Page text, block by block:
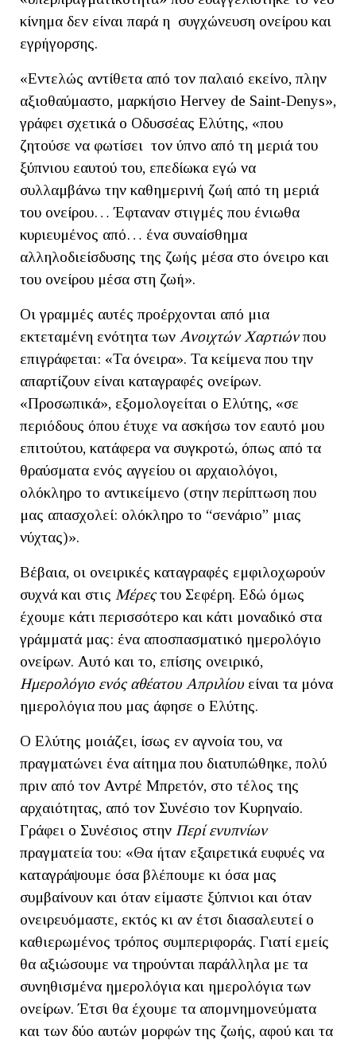
κίνημα δεν είναι παρά η συγχώνευση ονείρου και
εγρήγορσης.
«Εντελώς αντίθετα από τον παλαιό εκείνο, πλην
αξιοθαύμαστο, μαρκήσιο Hervey de Saint-Denys»,
γράφει σχετικά ο Οδυσσέας Ελύτης, «που
ζητούσε να φωτίσει τον ύπνο από τη μεριά του
ξύπνιου εαυτού του, επεδίωκα εγώ να
συλλαμβάνω την καθημερινή ζωή από τη μεριά
του ονείρου… Έφταναν στιγμές που ένιωθα
κυριευμένος από… ένα συναίσθημα
αλληλοδιείσδυσης της ζωής μέσα στο όνειρο και
του ονείρου μέσα στη ζωή».
Οι γραμμές αυτές προέρχονται από μια
εκτεταμένη ενότητα των Ανοιχτών Χαρτιώνπου
επιγράφεται: «Τα όνειρα». Τα κείμενα που την
απαρτίζουν είναι καταγραφές ονείρων.
«Προσωπικά», εξομολογείται ο Ελύτης, «σε
περιόδους όπου έτυχε να ασκήσω τον εαυτό μου
επιτούτου, κατάφερα να συγκροτώ, όπως από τα
θραύσματα ενός αγγείου οι αρχαιολόγοι,
ολόκληρο το αντικείμενο (στην περίπτωση που
μας απασχολεί: ολόκληρο το “σενάριο” μιας
νύχτας)».
Βέβαια, οι ονειρικές καταγραφές εμφιλοχωρούν
συχνά και στις Μέρεςτου Σεφέρη. Εδώ όμως
έχουμε κάτι περισσότερο και κάτι μοναδικό στα
γράμματά μας: ένα αποσπασματικό ημερολόγιο
ονείρων. Αυτό και το, επίσης ονειρικό,
Ημερολόγιο ενός αθέατου Απριλίου είναι τα μόνα
ημερολόγια που μας άφησε ο Ελύτης.
Ο Ελύτης μοιάζει, ίσως εν αγνοία του, να
πραγματώνει ένα αίτημα που διατυπώθηκε, πολύ
πριν από τον Αντρέ Μπρετόν, στο τέλος της
αρχαιότητας, από τον Συνέσιο τον Κυρηναίο.
Γράφει ο Συνέσιος στην Περί ενυπνίων
πραγματεία του: «Θα ήταν εξαιρετικά ευφυές να
καταγράψουμε όσα βλέπουμε κι όσα μας
συμβαίνουν και όταν είμαστε ξύπνιοι και όταν
ονειρευόμαστε, εκτός κι αν έτσι διασαλευτεί ο
καθιερωμένος τρόπος συμπεριφοράς. Γιατί εμείς
θα αξιώσουμε να τηρούνται παράλληλα με τα
συνηθισμένα ημερολόγια και ημερολόγια των
ονείρων. Έτσι θα έχουμε τα απομνημονεύματα
και των δύο αυτών μορφών της ζωής, αφού και τα